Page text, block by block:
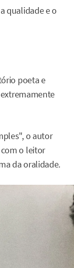
qualidade e o
poeta e
o autor
o leitor
da oralidade.